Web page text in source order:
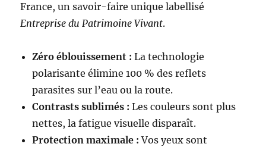
France, un savoir-faire unique labellisé
Entreprise du Patrimoine Vivant.
Zéro éblouissement : La technologie
polarisante élimine 100 % des reflets
parasites sur l’eau ou la route.
Contrasts sublimés : Les couleurs sont plus
nettes, la fatigue visuelle disparaît.
Protection maximale : Vos yeux sont